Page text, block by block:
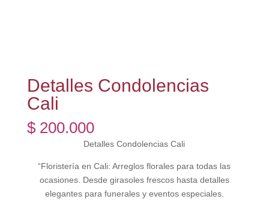
Detalles Condolencias
Cali
$200.000
Detalles Condolencias Cali
“Floristería en Cali: Arreglos florales para todas las
ocasiones. Desde girasoles frescos hasta detalles
elegantes para funerales y eventos especiales.